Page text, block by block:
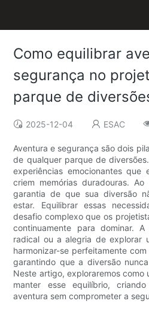
Como equilibrar
segurança no
parque de
2025-12-04 ESAC
Aventura e segurança são dois
de qualquer parque de
experiências emocionantes que
criem memórias duradouras.
garantia de que sua diversão
estar. Equilibrar essas
desafio complexo que os
continuamente para dominar.
radical ou a alegria de explorar
harmonizar-se perfeitamente
garantindo que a diversão
Neste artigo, exploraremos
manter esse equilíbrio,
aventura sem comprometer a